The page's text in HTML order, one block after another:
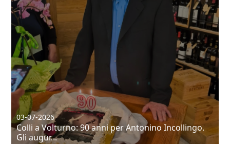
26-07-2026
Castel Di Sangro: 18 anni di attività per
Harlem in...